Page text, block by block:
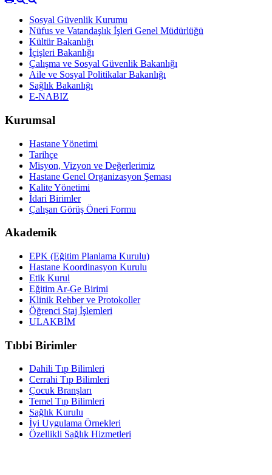
Sosyal Güvenlik Kurumu
Nüfus ve Vatandaşlık İşleri Genel Müdürlüğü
Kültür Bakanlığı
İçişleri Bakanlığı
Çalışma ve Sosyal Güvenlik Bakanlığı
Aile ve Sosyal Politikalar Bakanlığı
Sağlık Bakanlığı
E-NABIZ
Kurumsal
Hastane Yönetimi
Tarihçe
Misyon, Vizyon ve Değerlerimiz
Hastane Genel Organizasyon Şeması
Kalite Yönetimi
İdari Birimler
Çalışan Görüş Öneri Formu
Akademik
EPK (Eğitim Planlama Kurulu)
Hastane Koordinasyon Kurulu
Etik Kurul
Eğitim Ar-Ge Birimi
Klinik Rehber ve Protokoller
Öğrenci Staj İşlemleri
ULAKBİM
Tıbbi Birimler
Dahili Tıp Bilimleri
Cerrahi Tıp Bilimleri
Çocuk Branşları
Temel Tıp Bilimleri
Sağlık Kurulu
İyi Uygulama Örnekleri
Özellikli Sağlık Hizmetleri